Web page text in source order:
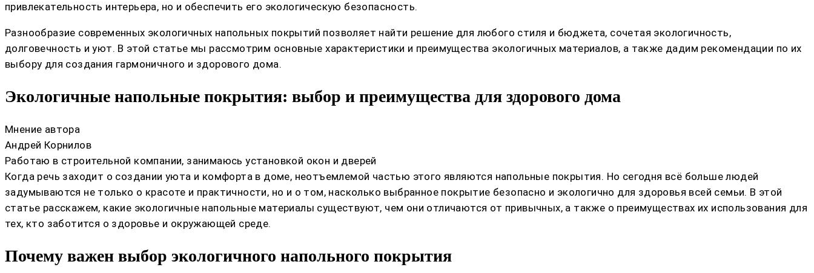
привлекательность интерьера, но и обеспечить его экологическую безопасность.
Разнообразие современных экологичных напольных покрытий позволяет найти решение для любого стиля и бюджета, сочетая экологичность,
долговечность и уют. В этой статье мы рассмотрим основные характеристики и преимущества экологичных материалов, а также дадим рекомендации по их
выбору для создания гармоничного и здорового дома.
Экологичные напольные покрытия: выбор и преимущества для здорового дома
Мнение автора
Андрей Корнилов
Работаю в строительной компании, занимаюсь установкой окон и дверей
Когда речь заходит о создании уюта и комфорта в доме, неотъемлемой частью этого являются напольные покрытия. Но сегодня всё больше людей
задумываются не только о красоте и практичности, но и о том, насколько выбранное покрытие безопасно и экологично для здоровья всей семьи. В этой
статье расскажем, какие экологичные напольные материалы существуют, чем они отличаются от привычных, а также о преимуществах их использования для
тех, кто заботится о здоровье и окружающей среде.
Почему важен выбор экологичного напольного покрытия